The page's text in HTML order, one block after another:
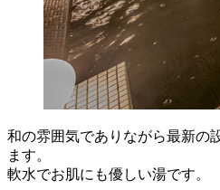
和の雰囲気でありながら最新の
ます。
軟水でお肌にも優しい湯です。